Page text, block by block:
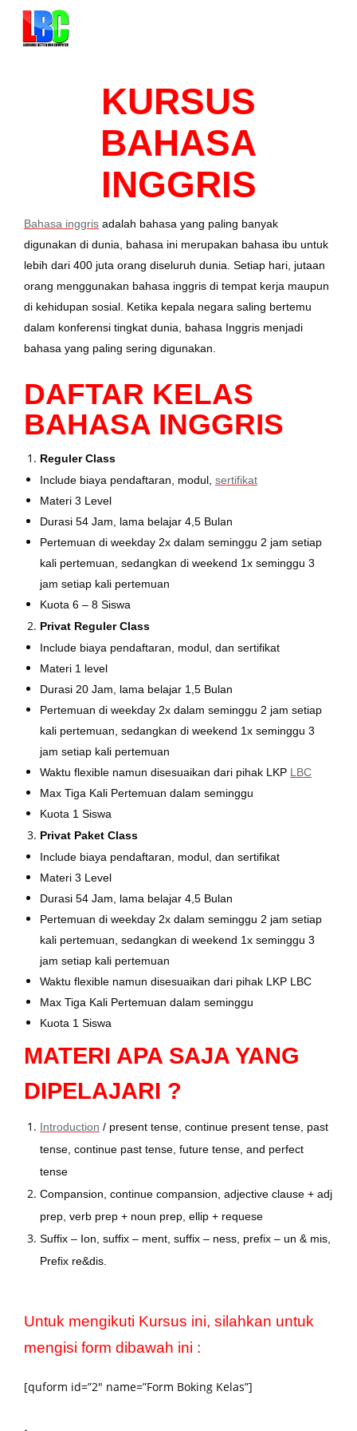
KURSUS
BAHASA
INGGRIS
Bahasa inggris adalah bahasa yang paling banyak
digunakan di dunia, bahasa ini merupakan bahasa ibu untuk
lebih dari 400 juta orang diseluruh dunia. Setiap hari, jutaan
orang menggunakan bahasa inggris di tempat kerja maupun
di kehidupan sosial. Ketika kepala negara saling bertemu
dalam konferensi tingkat dunia, bahasa Inggris menjadi
bahasa yang paling sering digunakan.
DAFTAR KELAS
BAHASA INGGRIS
Reguler Class
Include biaya pendaftaran, modul, sertifikat
Materi 3 Level
Durasi 54 Jam, lama belajar 4,5 Bulan
Pertemuan di weekday 2x dalam seminggu 2 jam setiap
kali pertemuan, sedangkan di weekend 1x seminggu 3
jam setiap kali pertemuan
Kuota 6 – 8 Siswa
Privat Reguler Class
Include biaya pendaftaran, modul, dan sertifikat
Materi 1 level
Durasi 20 Jam, lama belajar 1,5 Bulan
Pertemuan di weekday 2x dalam seminggu 2 jam setiap
kali pertemuan, sedangkan di weekend 1x seminggu 3
jam setiap kali pertemuan
Waktu flexible namun disesuaikan dari pihak LKP LBC
Max Tiga Kali Pertemuan dalam seminggu
Kuota 1 Siswa
Privat Paket Class
Include biaya pendaftaran, modul, dan sertifikat
Materi 3 Level
Durasi 54 Jam, lama belajar 4,5 Bulan
Pertemuan di weekday 2x dalam seminggu 2 jam setiap
kali pertemuan, sedangkan di weekend 1x seminggu 3
jam setiap kali pertemuan
Waktu flexible namun disesuaikan dari pihak LKP LBC
Max Tiga Kali Pertemuan dalam seminggu
Kuota 1 Siswa
MATERI APA SAJA YANG
DIPELAJARI ?
Introduction / present tense, continue present tense, past
tense, continue past tense, future tense, and perfect
tense
Compansion, continue compansion, adjective clause + adj
prep, verb prep + noun prep, ellip + requese
Suffix – Ion, suffix – ment, suffix – ness, prefix – un & mis,
Prefix re&dis.
Untuk mengikuti Kursus ini, silahkan untuk
mengisi form dibawah ini :
[quform id=”2″ name=”Form Boking Kelas”]
.